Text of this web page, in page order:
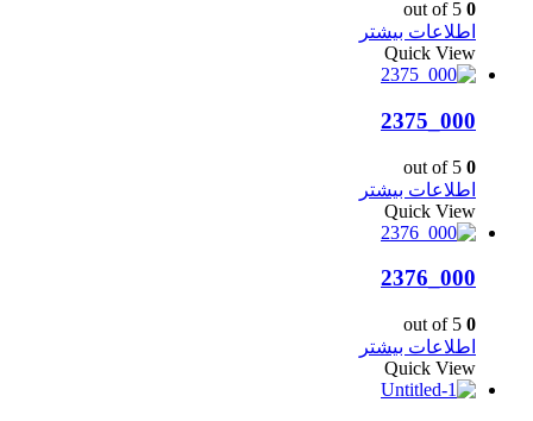
0
اطلاعات بیشتر
Quick View
000_2375
0
اطلاعات بیشتر
Quick View
000_2376
0
اطلاعات بیشتر
Quick View